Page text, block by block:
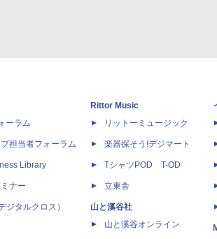
ーラム
担当者フォーラム
Library
ナー
ジタルクロス）
Rittor Music
リットーミュージック
楽器探そう!デジマート
TシャツPOD T-OD
立東舎
山と溪谷社
山と溪谷オンライン